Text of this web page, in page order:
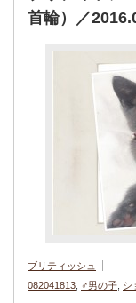
首輪）／
ブリティッシュ
082041813
♂男の子 シ